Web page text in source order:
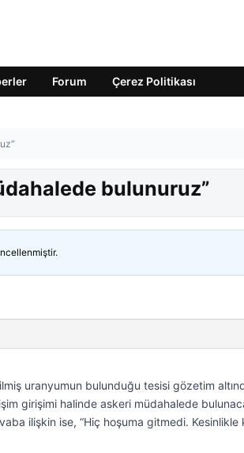
Forum Çerez Politikası
bulunuruz”
uranyumun bulunduğu tesisi gözetim
girişimi halinde askeri müdahalede
ilişkin ise, “Hiç hoşuma gitmedi. Kesinlikle